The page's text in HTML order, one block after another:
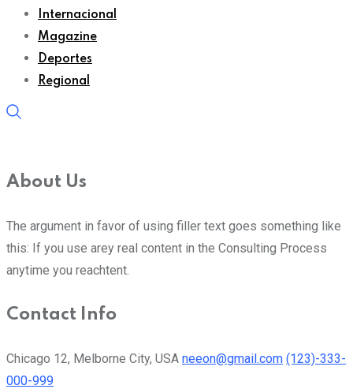
Internacional
Magazine
Deportes
Regional
About Us
The argument in favor of using filler text goes something like
this: If you use arey real content in the Consulting Process
anytime you reachtent.
Contact Info
Chicago 12, Melborne City, USA neeon@gmail.com (123)-333-
000-999